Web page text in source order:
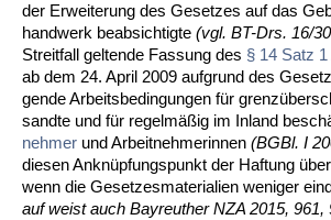
der Er­wei­te­rung des Ge­set­zes auf das
hand­werk be­ab­sich­tig­te (vgl. BT-Drs. 16/
Streit­fall gel­ten­de Fas­sung des § 14 Satz
ab dem 24. April 2009 auf­grund des
gen­de Ar­beits­be­din­gun­gen für
sand­te und für re­gelmäßig im In­land
neh­mer und Ar­beit­neh­me­rin­nen (BGBl. I
die­sen An­knüpfungs­punkt der Haf­tung
wenn die Ge­set­zes­ma­te­ria­li­en we­ni­ger
auf weist auch Bay­reu­ther NZA 2015, 961,